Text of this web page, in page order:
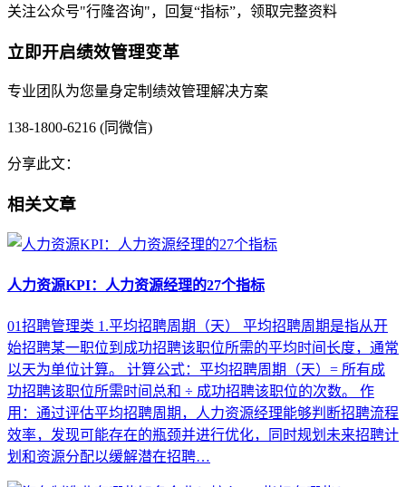
关注公众号"行隆咨询"，回复“指标”，领取完整资料
立即开启绩效管理变革
专业团队为您量身定制绩效管理解决方案
138-1800-6216 (同微信)
分享此文：
相关文章
人力资源KPI：人力资源经理的27个指标
01招聘管理类 1.平均招聘周期（天） 平均招聘周期是指从开
始招聘某一职位到成功招聘该职位所需的平均时间长度，通常
以天为单位计算。 计算公式：平均招聘周期（天）= 所有成
功招聘该职位所需时间总和 ÷ 成功招聘该职位的次数。 作
用：通过评估平均招聘周期，人力资源经理能够判断招聘流程
效率，发现可能存在的瓶颈并进行优化，同时规划未来招聘计
划和资源分配以缓解潜在招聘…